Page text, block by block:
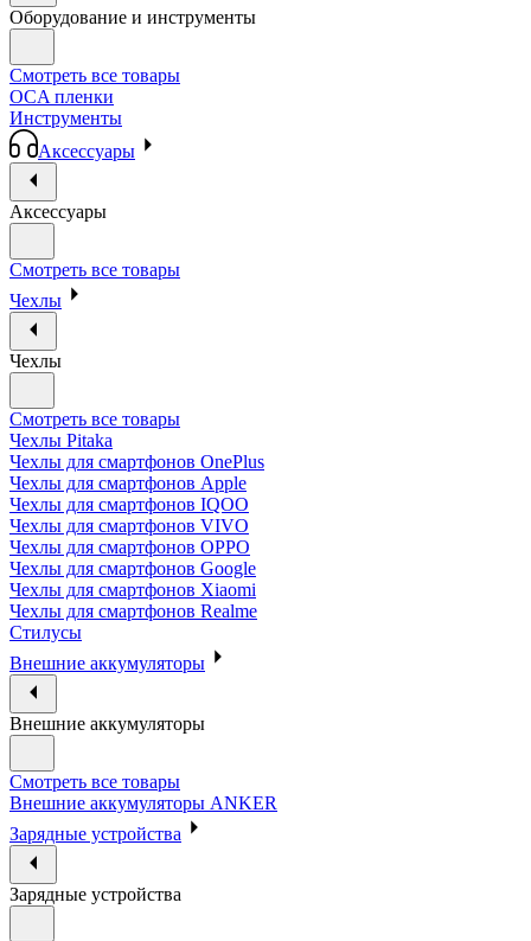
Оборудование и инструменты
Смотреть все товары
OCA пленки
Инструменты
Аксессуары
Аксессуары
Смотреть все товары
Чехлы
Чехлы
Смотреть все товары
Чехлы Pitaka
Чехлы для смартфонов OnePlus
Чехлы для смартфонов Apple
Чехлы для смартфонов IQOO
Чехлы для смартфонов VIVO
Чехлы для смартфонов OPPO
Чехлы для смартфонов Google
Чехлы для смартфонов Xiaomi
Чехлы для смартфонов Realme
Стилусы
Внешние аккумуляторы
Внешние аккумуляторы
Смотреть все товары
Внешние аккумуляторы ANKER
Зарядные устройства
Зарядные устройства